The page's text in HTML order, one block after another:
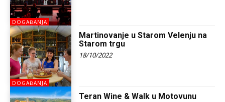
DOGAĐANJA
DOGAĐANJA
Martinovanje u Starom Velenju na
Starom trgu
18/10/2022
Teran Wine & Walk u Motovunu